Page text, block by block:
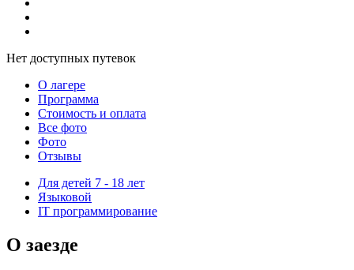
Нет доступных путевок
О лагере
Программа
Стоимость и оплата
Все фото
Фото
Отзывы
Для детей 7 - 18 лет
Языковой
IT программирование
О заезде